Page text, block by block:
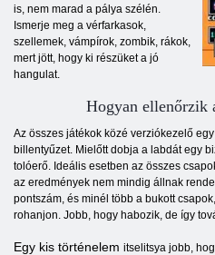
is, nem marad a pálya szélén.
Ismerje meg a vérfarkasok,
szellemek, vámpírok, zombik, rákok,
mert jött, hogy ki részüket a jó
hangulat.
Hogyan ellenőrzik
Az összes játékok közé verziókezelő
billentyűzet. Mielőtt dobja a labdát egy
tolóerő. Ideális esetben az összes
az eredmények nem mindig állnak
pontszám, és minél több a bukott
rohanjon. Jobb, hogy habozik, de így
Egy kis történelem itselitsya jobb,